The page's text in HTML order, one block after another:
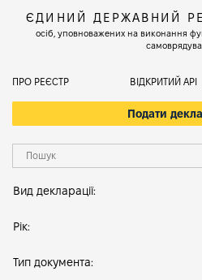
ЄДИНИЙ ДЕРЖАВНИЙ
осіб, уповноважених на виконання
ПРО РЕЄСТР ВІДКРИТИЙ АРІ
Подати
Вид декларації:
Рік:
Тип документа: